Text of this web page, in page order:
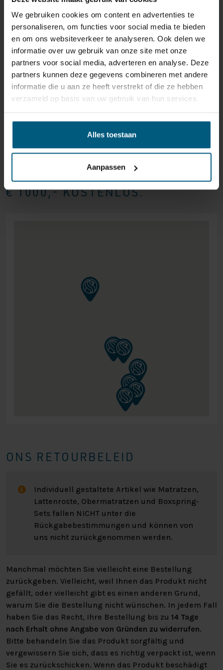
We gebruiken cookies om content en advertenties te
personaliseren, om functies voor social media te bieden
en om ons websiteverkeer te analyseren. Ook delen we
informatie over uw gebruik van onze site met onze
partners voor social media, adverteren en analyse. Deze
partners kunnen deze gegevens combineren met andere
informatie die u aan ze heeft verstrekt of die ze hebben
verzameld op basis van uw gebruik van hun services.
Alles toestaan
Aanpassen
DIE MATRATZEN
Eine Taschenfederkernmatratze mit 9 Komfortzonen
für maximalen Schlafkomfort. Das ist die Matratze, die
mit diesem Boxspringbett geliefert wird. Die 9
Komfortzonen sind so konzipiert, dass sie z. B.
Schultern und Hüften besser stützen, was dich stabiler
und weniger anfällig für körperliche Beschwerden
macht. Die Matratze ist mit einer Schicht aus SG-35-
Belüftung sorgt. Du wählst den Härtegrad des
Matratzentyps selbst aus. Du kannst zwischen einer
weichen Matratze (für Personen bis 75 kg), einer
festen Matratze (für Personen über 85 kg) wählen.
DER TOPPER
Komfort und Schutz auf deinem Boxspringbett.
Außerdem sorgt der Topper dafür, dass die darunter
liegenden Matratzen länger halten. Die Toppermatratze
chemisch reinigbar. Wenn du einen anderen Topper für
dein Boxspringbett bevorzugst, kannst du das tun! Du
kannst zwischen Memory Foam, Gelschaum,
Impulslatex oder Talalay-Latex wählen.
Vorderseite ausgestattet und sind rutschfest. Das
Schlafzimmers aufwachst. Die Rollen des
Boxspringbetts können jeweils 100 kg tragen.
KOPFTEIL
stilvolle Kopfteile enthalten. Gegen einen Aufpreis
kannst du auch andere Kopfteile aus unserem
Sortiment wählen. Das Kopfteil ist ca. 115 cm hoch und 15
cm dick.
FARBE
In unserem Webshop kannst du aus 2 Stoffarten
wählen, das sind unsere meistverkauften Stoffe. Du
IM UMKREIS VON 40 KM UM JEDE
FILIALE LIEFERN UND
MONTIEREN WIR
BOXSPRINGBETTEN/BETTEN AB
€ 1000,- KOSTENLOS.
ONS RETOURBELEID
Individuell gestaltete Artikel wie Matratzen,
Lattenroste, Obermatratzen und Boxspring-
Sets fallen NICHT unter die
Rückgabebestimmungen und können von
uns nicht zurückgenommen werden.
Manchmal möchten Sie vielleicht eine Bestellung
zurückgeben. Vielleicht, weil Ihnen das Produkt nicht
gefällt, oder vielleicht gibt es einen anderen Grund,
warum Sie die Bestellung nicht wünschen. In jedem Fall
haben Sie das Recht, Ihre Bestellung bis zu 14 Tage
nach Erhalt ohne Angabe von Gründen zu widerrufen.
Bitte behandeln Sie das Produkt sorgfältig und
vergewissern Sie sich, dass es richtig verpackt ist, wenn
Sie es zurückschicken. Wenn das Produkt beschädigt